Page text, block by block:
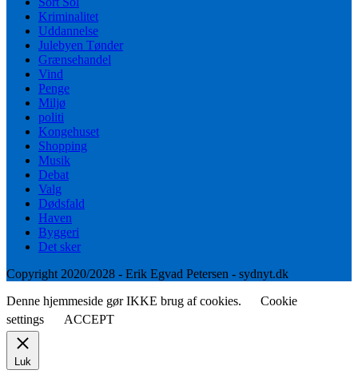
Kriminalitet
Uddannelse
Julebyen Tønder
Grænsehandel
Vind
Penge
Miljø
politi
Kongehuset
Shopping
Musik
Debat
Valg
Dødsfald
Haven
Byggeri
Det sker
Copyright 2020/2028 - Erik Egvad Petersen - sydnyt.dk
Denne hjemmeside gør IKKE brug af cookies.
Cookie
settings
ACCEPT
Luk